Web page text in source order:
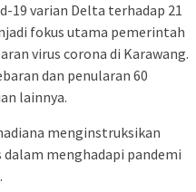
19 varian Delta terhadap 21
fokus utama pemerintah
virus corona di Karawang.
dan penularan 60
lainnya.
menginstruksikan
menghadapi pandemi